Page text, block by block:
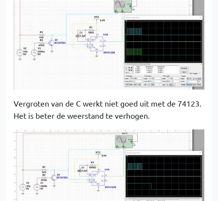
Vergroten van de C werkt niet goed uit met de 74123.
Het is beter de weerstand te verhogen.